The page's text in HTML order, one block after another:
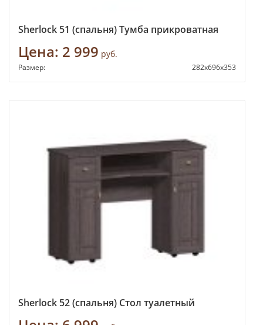
Sherlock 51 (спальня) Тумба прикроватная
Цена: 2 999 руб.
Размер: 282х696х353
Sherlock 52 (спальня) Стол туалетный